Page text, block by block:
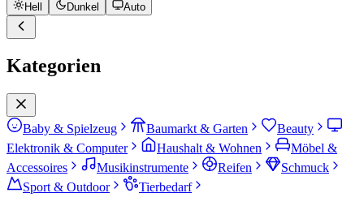
Hell Dunkel Auto
Kategorien
Baby & Spielzeug Baumarkt & Garten
Beauty
Elektronik & Computer
Haushalt & Wohnen
Möbel &
Accessoires
Musikinstrumente Reifen
Schmuck
Sport & Outdoor
Tierbedarf